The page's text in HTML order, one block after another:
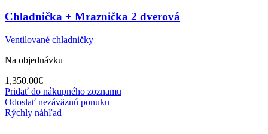
Chladnička + Mraznička 2 dverová
Ventilované chladničky
Na objednávku
1,350.00€
Pridať do nákupného zoznamu
Odoslať nezáväznú ponuku
Rýchly náhľad